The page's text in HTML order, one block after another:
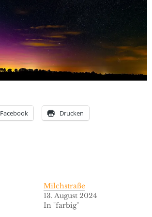
Facebook Drucken
Milchstraße
13. August 2024
In "farbig"